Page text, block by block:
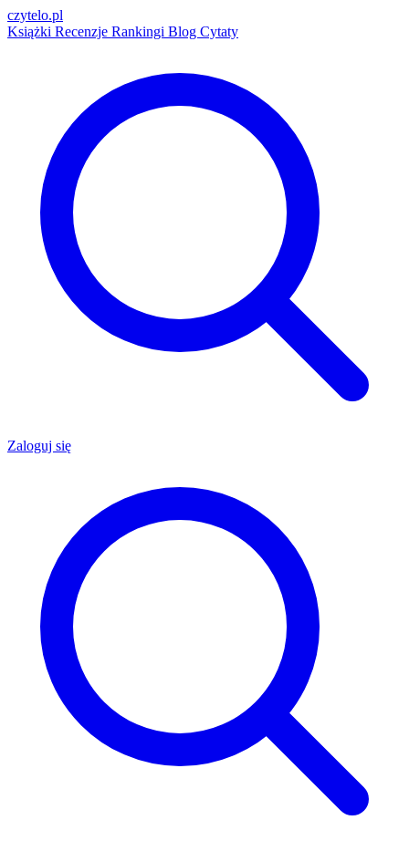
czytelo.pl
Książki Recenzje Rankingi Blog Cytaty
Zaloguj się